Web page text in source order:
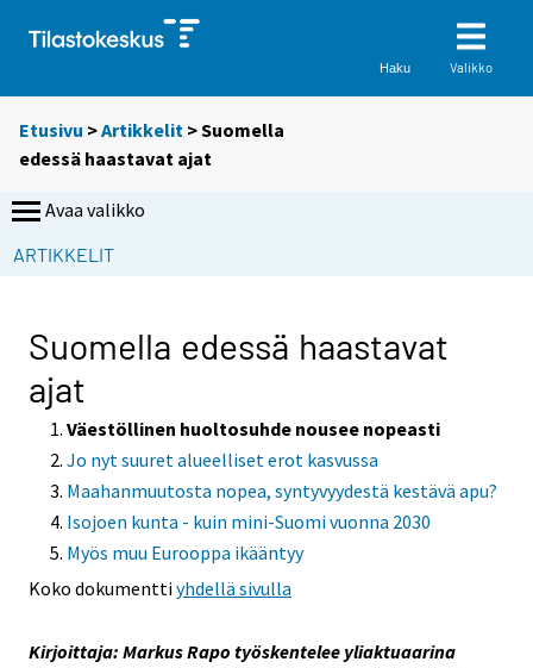
Haku Valikko
Etusivu >Artikkelit > Suomella
edessä haastavat ajat
Avaa valikko
ARTIKKELIT
Suomella edessä haastavat
ajat
Väestöllinen huoltosuhde nousee nopeasti
Jo nyt suuret alueelliset erot kasvussa
Maahanmuutosta nopea, syntyvyydestä kestävä apu?
Isojoen kunta - kuin mini-Suomi vuonna 2030
Myös muu Eurooppa ikääntyy
Koko dokumenttiyhdellä sivulla
Kirjoittaja: Markus Rapo työskentelee yliaktuaarina